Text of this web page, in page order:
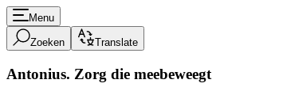
Menu
Zoeken Translate
Antonius. Zorg die meebeweegt